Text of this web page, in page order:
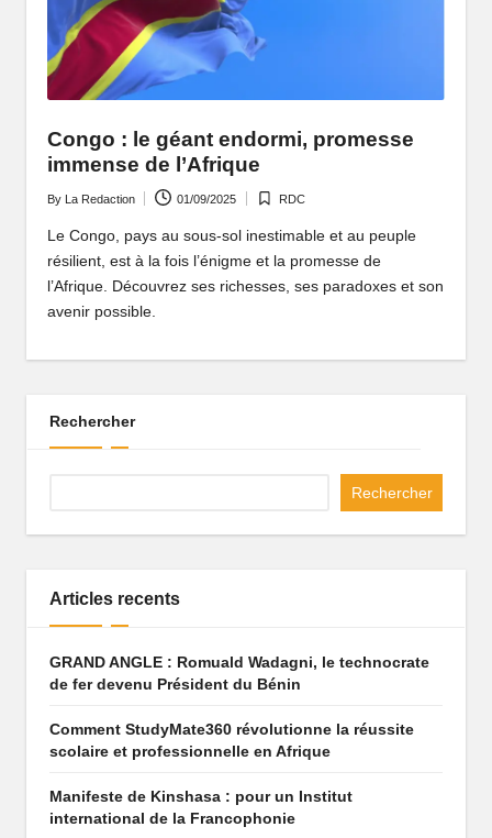
P
o
rt
ai
e
A
fr
ai
Congo : le géant endormi, promesse
immense de l’Afrique
Posted
by
By La Redaction 01/09/2025
Posted
in
RDC
Le Congo, pays au sous-sol inestimable et au peuple
résilient, est à la fois l’énigme et la promesse de
l’Afrique. Découvrez ses richesses, ses paradoxes et son
avenir possible.
Rechercher
Rechercher
Articles recents
GRAND ANGLE : Romuald Wadagni, le technocrate
de fer devenu Président du Bénin
Comment StudyMate360 révolutionne la réussite
scolaire et professionnelle en Afrique
Manifeste de Kinshasa : pour un Institut
international de la Francophonie